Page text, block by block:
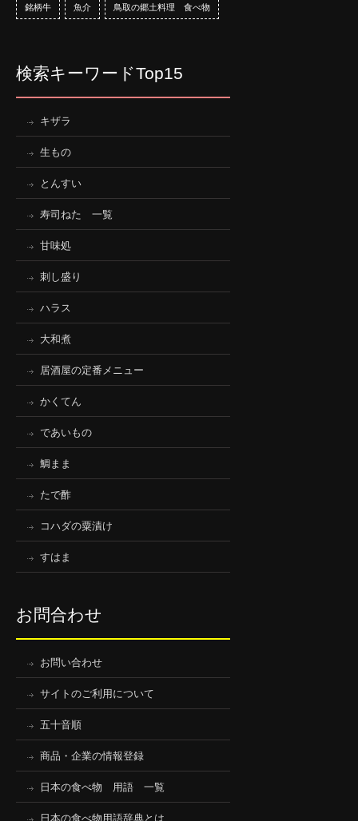
銘柄牛 魚介 鳥取の郷土料理 食べ物
検索キーワードTop15
キザラ
生もの
とんすい
寿司ねた 一覧
甘味処
刺し盛り
ハラス
大和煮
居酒屋の定番メニュー
かくてん
であいもの
鯛まま
たで酢
コハダの粟漬け
すはま
お問合わせ
お問い合わせ
サイトのご利用について
五十音順
商品・企業の情報登録
日本の食べ物 用語 一覧
日本の食べ物用語辞典とは